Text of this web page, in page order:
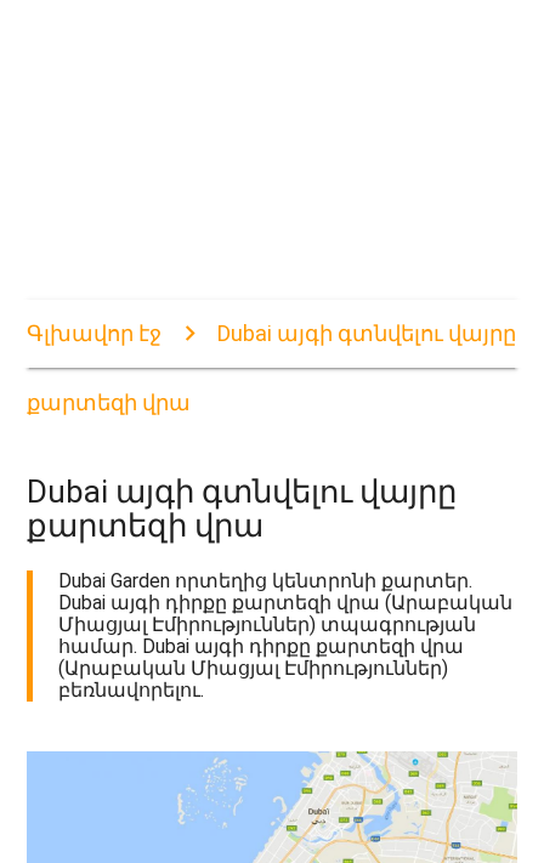
Գլխավոր էջ Dubai այգի գտնվելու վայրը
քարտեզի վրա
Dubai այգի գտնվելու վայրը
քարտեզի վրա
Dubai Garden որտեղից կենտրոնի քարտեր.
Dubai այգի դիրքը քարտեզի վրա (Արաբական
Միացյալ Էմիրություններ) տպագրության
համար. Dubai այգի դիրքը քարտեզի վրա
(Արաբական Միացյալ Էմիրություններ)
բեռնավորելու.